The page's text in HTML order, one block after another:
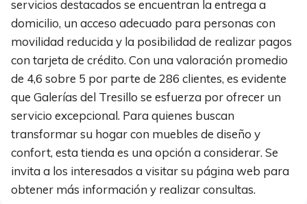
servicios destacados se encuentran la entrega a
domicilio, un acceso adecuado para personas con
movilidad reducida y la posibilidad de realizar pagos
con tarjeta de crédito. Con una valoración promedio
de 4,6 sobre 5 por parte de 286 clientes, es evidente
que Galerías del Tresillo se esfuerza por ofrecer un
servicio excepcional. Para quienes buscan
transformar su hogar con muebles de diseño y
confort, esta tienda es una opción a considerar. Se
invita a los interesados a visitar su página web para
obtener más información y realizar consultas.